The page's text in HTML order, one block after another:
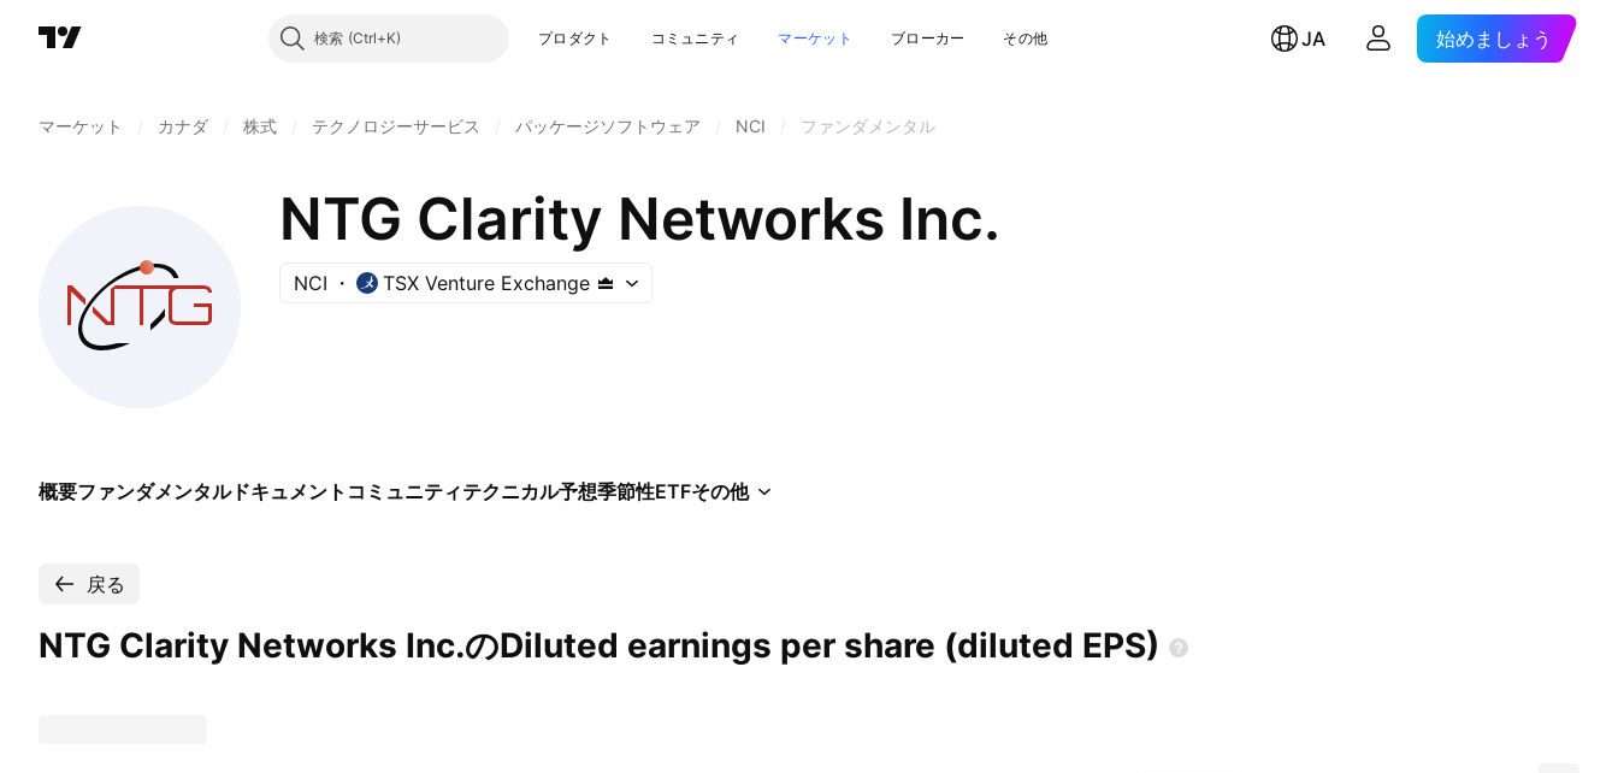
検索 プロダクト コミュニティ マーケット ブローカー その他 JA 始めましょう
マーケット カナダ 株式 テクノロジーサービス パッケージソフトウェア NCI ファンダメンタル
NTG Clarity Networks Inc.
NCI TSX Venture Exchange
概要ファンダメンタルドキュメント コミュニティテクニカル予想季節性ETFその他
戻る
NTG Clarity Networks Inc.のDiluted earnings per share (diluted EPS)